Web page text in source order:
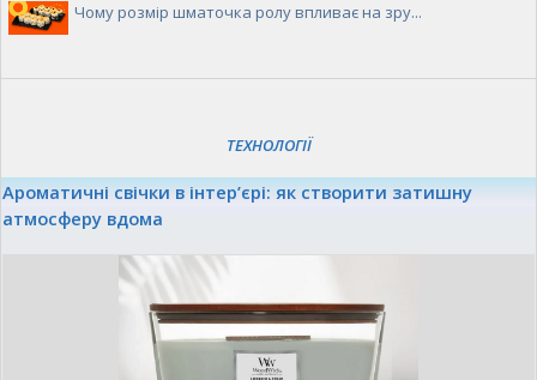
Чому розмір шматочка ролу впливає на зру...
ТЕХНОЛОГІЇ
Ароматичні свічки в інтер’єрі: як створити затишну
атмосферу вдома